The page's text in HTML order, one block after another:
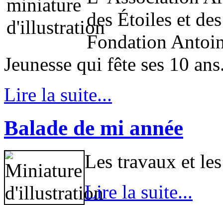
des Étoiles et
Fondation
Jeunesse qui fête ses 10
Lire la suite...
Balade de mi année
Les travaux et
Lire la suite...